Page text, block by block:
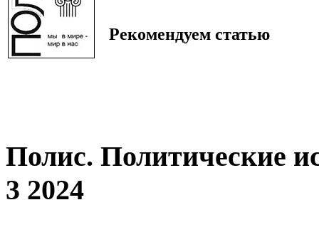
Рекомендуем статью
Полис. Политические
3 2024